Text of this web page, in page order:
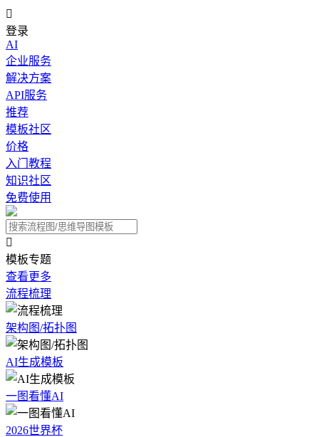

登录
AI
企业服务
解决方案
API服务
推荐
模板社区
价格
入门教程
知识社区
免费使用

模板专题
查看更多
流程梳理
架构图/拓扑图
AI生成模板
一图看懂AI
2026世界杯